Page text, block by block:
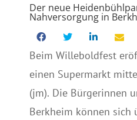
Der neue
Nahversorgung in
Beim Willeboldfest
einen Supermarkt
(jm). Die Bürgerinnen
Berkheim können sich